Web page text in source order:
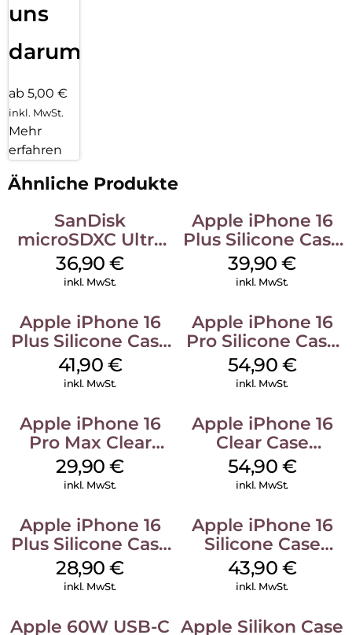
uns
darum!
ab 5,00 €
inkl. MwSt.
Mehr
erfahren
Ähnliche Produkte
SanDisk
microSDXC Ultra
128 GB + Adapter
Mobile
36,90€
inkl. MwSt.
Apple iPhone 16
Plus Silicone Case
MagSafe Plum
39,90€
inkl. MwSt.
Apple iPhone 16
Plus Silicone Case
MagSafe Stone
Gray
41,90 €
inkl. MwSt.
Apple iPhone 16
Pro Silicone Case
MagSafe Black
54,90 €
inkl. MwSt.
Apple iPhone 16
Pro Max Clear
Case MagSafe
Transparent
29,90€
inkl. MwSt.
Apple iPhone 16
Clear Case
MagSafe
Transparent
54,90 €
inkl. MwSt.
Apple iPhone 16
Plus Silicone Case
MagSafe Black
28,90€
inkl. MwSt.
Apple iPhone 16
Silicone Case
MagSafe Plum
43,90 €
inkl. MwSt.
Apple 60W USB-C Apple Silikon Case